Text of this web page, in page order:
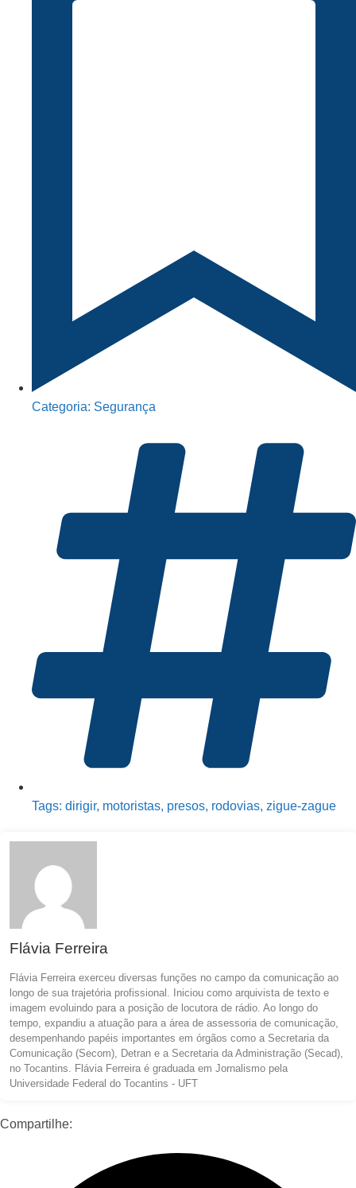
Categoria: Segurança
Tags: dirigir, motoristas, presos, rodovias, zigue-zague
Flávia Ferreira
Flávia Ferreira exerceu diversas funções no campo da comunicação ao
longo de sua trajetória profissional. Iniciou como arquivista de texto e
imagem evoluindo para a posição de locutora de rádio. Ao longo do
tempo, expandiu a atuação para a área de assessoria de comunicação,
desempenhando papéis importantes em órgãos como a Secretaria da
Comunicação (Secom), Detran e a Secretaria da Administração (Secad),
no Tocantins. Flávia Ferreira é graduada em Jornalismo pela
Universidade Federal do Tocantins - UFT
Compartilhe: